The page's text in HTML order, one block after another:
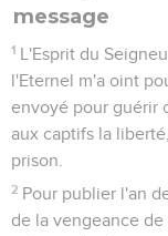
message
1 L'Esprit du
l'Eternel m'a oint
envoyé pour guérir
aux captifs la
prison.
2 Pour publier l'an
de la vengeance